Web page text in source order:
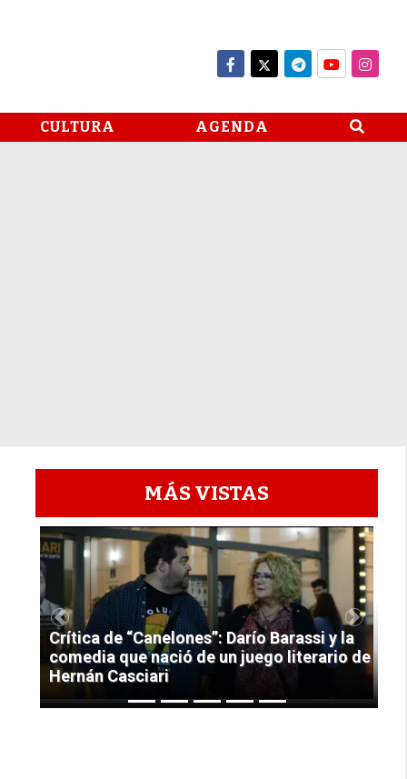
CULTURA AGENDA
MÁS VISTAS
1
Crítica de “Canelones”: Darío Barassi y la
comedia que nació de un juego literario de
Hernán Casciari
Previous Next